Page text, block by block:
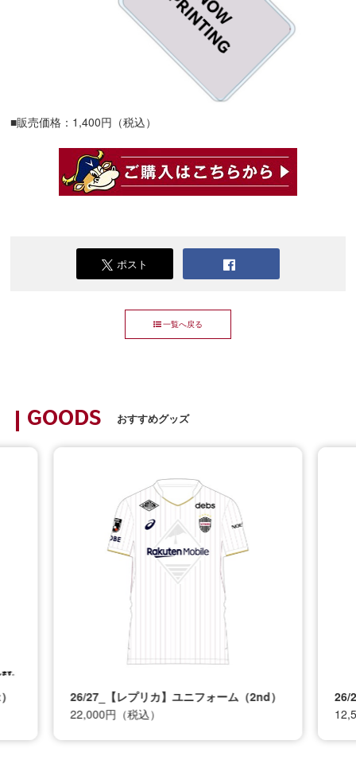
■販売価格：1,400円（税込）
ポスト
一覧へ戻る
GOODS おすすめグッズ
26/27_【レプリカ】ユニフォーム（2nd）
22,000円（税込）
26/